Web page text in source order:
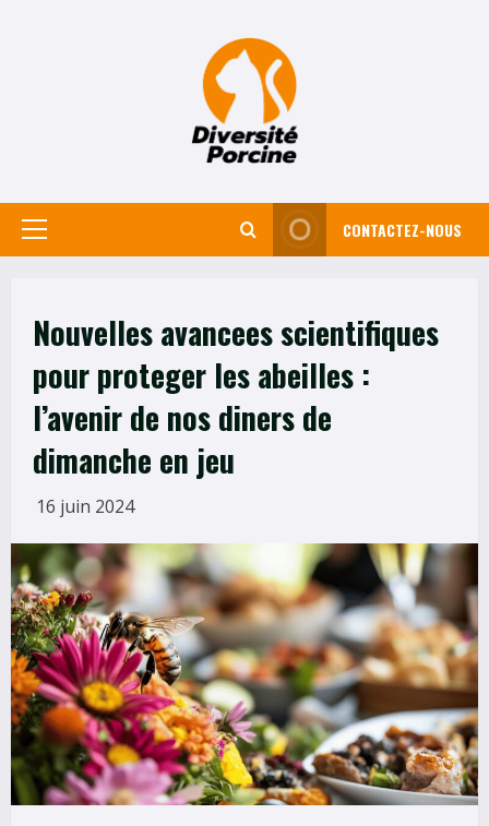
Primary
CONTACTEZ-NOUS
Nouvelles avancees scientifiques
pour proteger les abeilles :
l’avenir de nos diners de
dimanche en jeu
16 juin 2024